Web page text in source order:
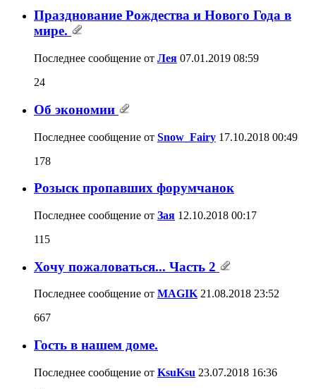
Празднование Рождества и Нового Года в
мире.
Последнее сообщение от Лея 07.01.2019 08:59
24
Об экономии
Последнее сообщение от Snow_Fairy 17.10.2018 00:49
178
Розыск пропавших форумчанок
Последнее сообщение от Зая 12.10.2018 00:17
115
Хочу пожаловаться... Часть 2
Последнее сообщение от MAGIK 21.08.2018 23:52
667
Гость в нашем доме.
Последнее сообщение от KsuKsu 23.07.2018 16:36